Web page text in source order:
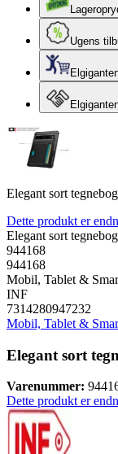
Ugens
Elegant sort
Dette produkt er
Elegant sort
944168
944168
Mobil, Tablet &
INF
7314280947232
Mobil, Tablet &
Elegant sort
Varenummer:
Dette produkt er